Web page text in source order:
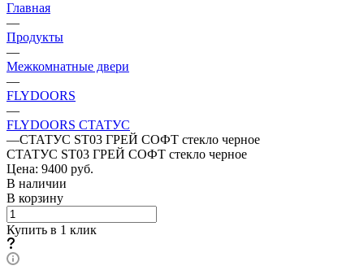
Главная
—
Продукты
—
Межкомнатные двери
—
FLYDOORS
—
FLYDOORS СТАТУС
—СТАТУС ST03 ГРЕЙ СОФТ стекло черное
СТАТУС ST03 ГРЕЙ СОФТ стекло черное
Цена: 9400 руб.
В наличии
В корзину
Купить в 1 клик